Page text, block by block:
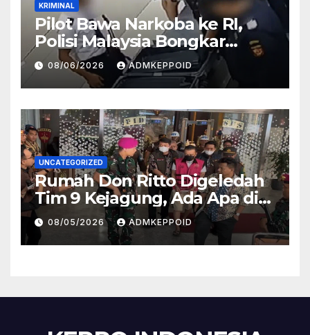
KRIMINAL
Pilot Bawa Narkoba ke RI,
Polisi Malaysia Bongkar
Sosok Pemasok di Balik
Kasus Ini
08/06/2026 ADMKEPPOID
UNCATEGORIZED
Rumah Don Ritto Digeledah
Tim 9 Kejagung, Ada Apa di
Balik Kasus TPPU Febrie?
08/05/2026 ADMKEPPOID